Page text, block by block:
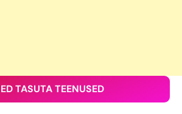
TASUTA TEENUSED